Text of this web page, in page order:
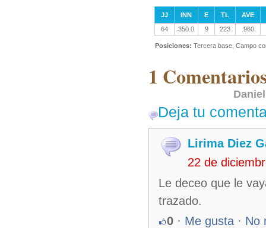
JJ INN E TL
AVE
64
350.0 9 223 .960
Posiciones: Tercera base, Campo
1
Deja tu
Lirima Diez
22 de
Le deceo que le
trazado.
0 · Me gusta · No